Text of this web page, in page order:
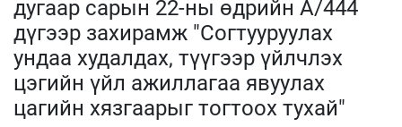
дугаар сарын 22-ны өдрийн А/444
дүгээр захирамж "Согтууруулах
ундаа худалдах, түүгээр үйлчлэх
цэгийн үйл ажиллагаа явуулах
цагийн хязгаарыг тогтоох тухай"